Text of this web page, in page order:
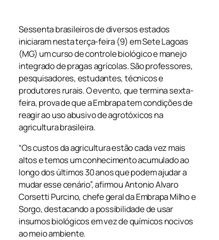
Sessenta brasileiros de diversos estados
iniciaram nesta terça-feira (9) em Sete Lagoas
(MG) um curso de controle biológico e manejo
integrado de pragas agrícolas. São professores,
pesquisadores, estudantes, técnicos e
produtores rurais. O evento, que termina sexta-
feira, prova de que a Embrapa tem condições de
reagir ao uso abusivo de agrotóxicos na
agricultura brasileira.
“Os custos da agricultura estão cada vez mais
altos e temos um conhecimento acumulado ao
longo dos últimos 30 anos que podem ajudar a
mudar esse cenário”, afirmou Antonio Alvaro
Corsetti Purcino, chefe geral da Embrapa Milho e
Sorgo, destacando a possibilidade de usar
insumos biológicos em vez de químicos nocivos
ao meio ambiente.